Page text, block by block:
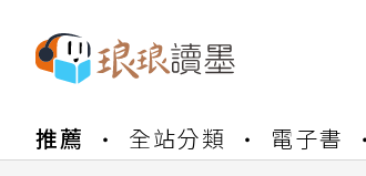
推薦 全站分類 電子書
【公告】琅琅讀墨數位